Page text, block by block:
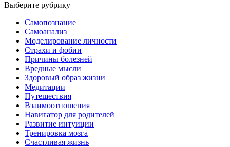
Выберите рубрику
Самопознание
Самоанализ
Моделирование личности
Страхи и фобии
Причины болезней
Вредные мысли
Здоровый образ жизни
Медитации
Путешествия
Взаимоотношения
Навигатор для родителей
Развитие интуиции
Тренировка мозга
Счастливая жизнь